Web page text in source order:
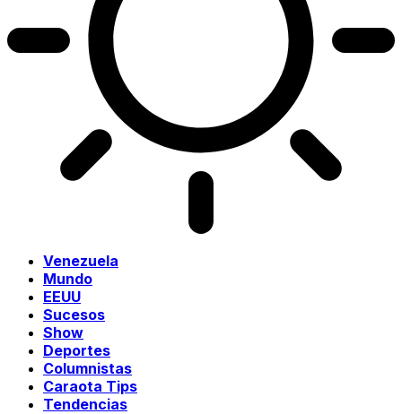
Venezuela
Mundo
EEUU
Sucesos
Show
Deportes
Columnistas
Caraota Tips
Tendencias